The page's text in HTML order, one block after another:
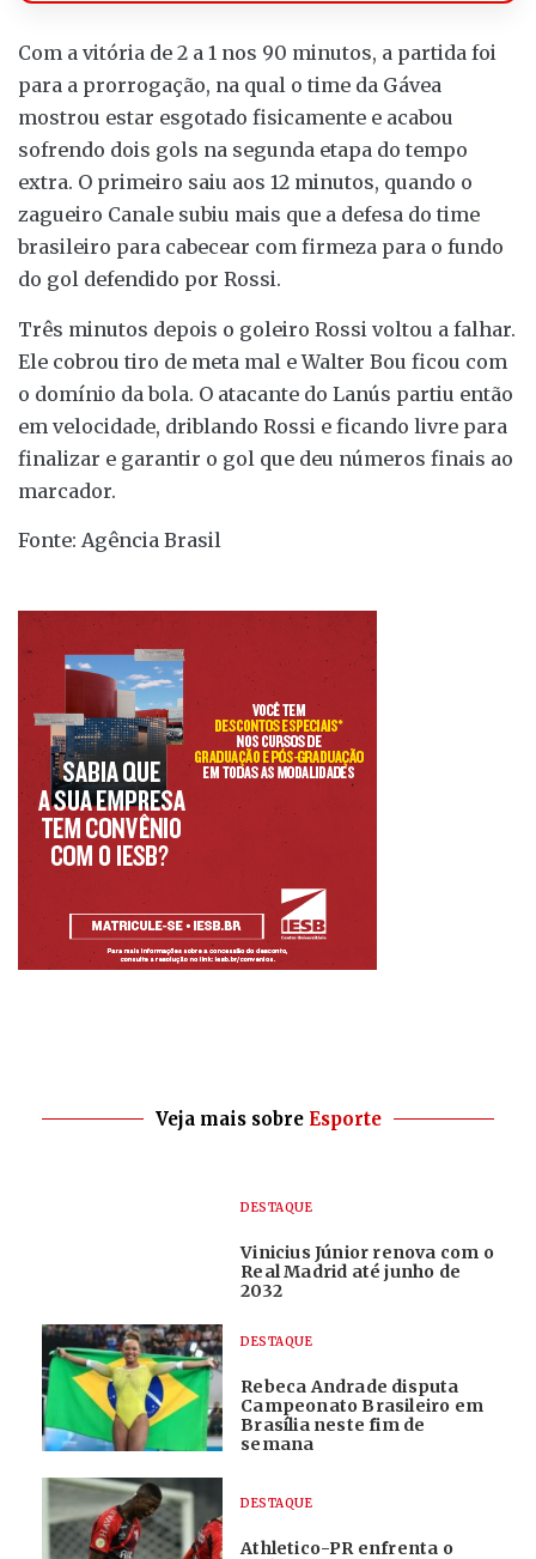
Com a vitória de 2 a 1 nos 90 minutos, a partida foi
para a prorrogação, na qual o time da Gávea
mostrou estar esgotado fisicamente e acabou
sofrendo dois gols na segunda etapa do tempo
extra. O primeiro saiu aos 12 minutos, quando o
zagueiro Canale subiu mais que a defesa do time
brasileiro para cabecear com firmeza para o fundo
do gol defendido por Rossi.
Três minutos depois o goleiro Rossi voltou a falhar.
Ele cobrou tiro de meta mal e Walter Bou ficou com
o domínio da bola. O atacante do Lanús partiu então
em velocidade, driblando Rossi e ficando livre para
finalizar e garantir o gol que deu números finais ao
marcador.
Fonte: Agência Brasil
Veja mais sobre Esporte
DESTAQUE
Vinicius Júnior renova com o
Real Madrid até junho de
2032
DESTAQUE
Rebeca Andrade disputa
Campeonato Brasileiro em
Brasília neste fim de
semana
DESTAQUE
Athletico-PR enfrenta o